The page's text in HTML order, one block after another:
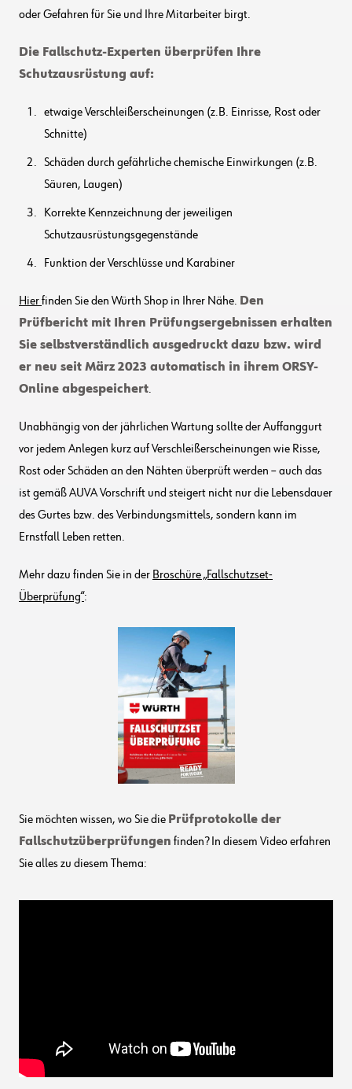
oder Gefahren für Sie und Ihre Mitarbeiter birgt.
Die Fallschutz-Experten überprüfen Ihre
Schutzausrüstung auf:
etwaige Verschleißerscheinungen (z.B. Einrisse, Rost oder
Schnitte)
Schäden durch gefährliche chemische Einwirkungen (z.B.
Säuren, Laugen)
Korrekte Kennzeichnung der jeweiligen
Schutzausrüstungsgegenstände
Funktion der Verschlüsse und Karabiner
Hierfinden Sie den Würth Shop in Ihrer Nähe. Den
Prüfbericht mit Ihren Prüfungsergebnissen erhalten
Sie selbstverständlich ausgedruckt dazu bzw. wird
er neu seit März 2023 automatisch in ihrem ORSY-
Online abgespeichert.
Unabhängig von der jährlichen Wartung sollte der Auffanggurt
vor jedem Anlegen kurz auf Verschleißerscheinungen wie Risse,
Rost oder Schäden an den Nähten überprüft werden – auch das
ist gemäß AUVA Vorschrift und steigert nicht nur die Lebensdauer
des Gurtes bzw. des Verbindungsmittels, sondern kann im
Ernstfall Leben retten.
Mehr dazu finden Sie in der Broschüre „Fallschutzset-
Überprüfung“:
Sie möchten wissen, wo Sie die Prüfprotokolle der
Fallschutzüberprüfungen finden? In diesem Video erfahren
Sie alles zu diesem Thema: